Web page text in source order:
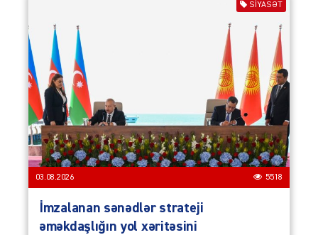
SIYASƏT
03.08.2026 5518
İmzalanan sənədlər strateji
əməkdaşlığın yol xəritəsini